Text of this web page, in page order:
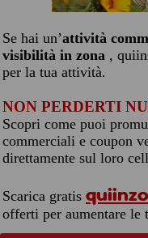
Se hai un’attività
visibilità in zona ,
per la tua attività.
NON PERDERTI
Scopri come puoi
commerciali e coupon
direttamente sul loro
Scarica gratis
offerti per aumentare le